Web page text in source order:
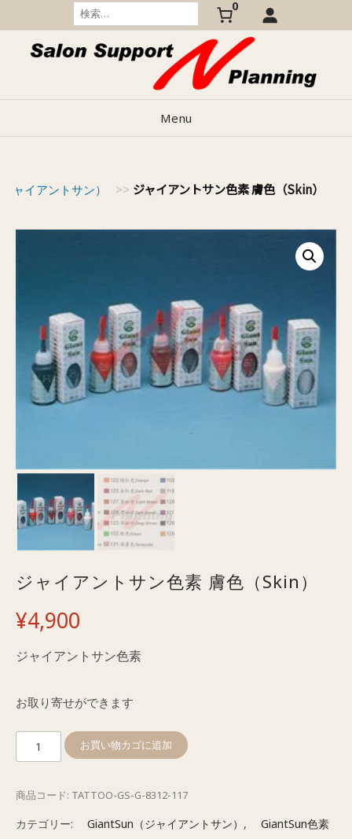
to
content
検
索:
0
Menu
イアントサン） >> ジャイアントサン色素 膚色（Skin）
ジャイアントサン色素 膚色（Skin）
¥4,900
ジャイアントサン色素
お取り寄せができます
ャ
ア
ン
お買い物カゴに追加
商品コード: TATTOO-GS-G-8312-117
カテゴリー: GiantSun（ジャイアントサン） ,
GiantSun色素